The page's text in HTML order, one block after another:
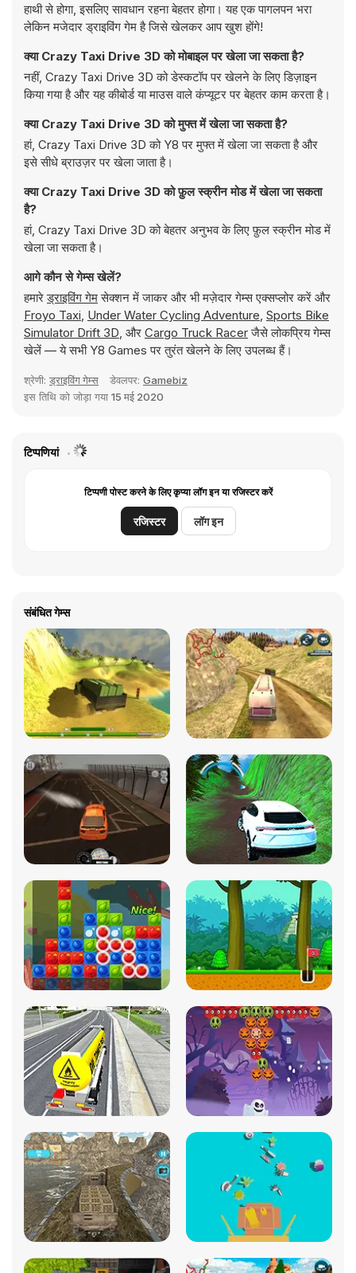
हाथी से होगा, इसलिए सावधान रहना बेहतर होगा। यह एक पागलपन भरा
लेकिन मजेदार ड्राइविंग गेम है जिसे खेलकर आप खुश होंगे!
क्या Crazy Taxi Drive 3D को मोबाइल पर खेला जा सकता है?
नहीं, Crazy Taxi Drive 3D को डेस्कटॉप पर खेलने के लिए डिज़ाइन
किया गया है और यह कीबोर्ड या माउस वाले कंप्यूटर पर बेहतर काम करता है।
क्या Crazy Taxi Drive 3D को मुफ्त में खेला जा सकता है?
हां, Crazy Taxi Drive 3D को Y8 पर मुफ्त में खेला जा सकता है और
इसे सीधे ब्राउज़र पर खेला जाता है।
क्या Crazy Taxi Drive 3D को फ़ुल स्क्रीन मोड में खेला जा सकता
है?
हां, Crazy Taxi Drive 3D को बेहतर अनुभव के लिए फ़ुल स्क्रीन मोड में
खेला जा सकता है।
आगे कौन से गेम्स खेलें?
हमारेड्राइविंग गेमसेक्शन में जाकर और भी मज़ेदार गेम्स एक्सप्लोर करें और
Froyo Taxi, Under Water Cycling Adventure, Sports Bike
Simulator Drift 3D, और Cargo Truck Racerजैसे लोकप्रिय गेम्स
खेलें — ये सभी Y8 Games पर तुरंत खेलने के लिए उपलब्ध हैं।
श्रेणी: ड्राइविंग गेम्स डेवलपर: Gamebiz
इस तिथि को जोड़ा गया 15 मई 2020
टिप्पणियां
टिप्पणी पोस्ट करने के लिए कृप्या लॉग इन या रजिस्टर करें
रजिस्टर लॉग इन
संबंधित गेम्स